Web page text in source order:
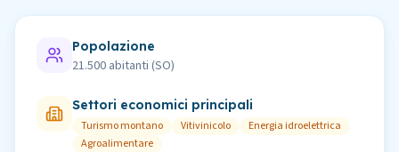
Popolazione
21.500 abitanti (SO)
Settori economici principali
Turismo montano Vitivinicolo
Energia idroelettrica
Agroalimentare